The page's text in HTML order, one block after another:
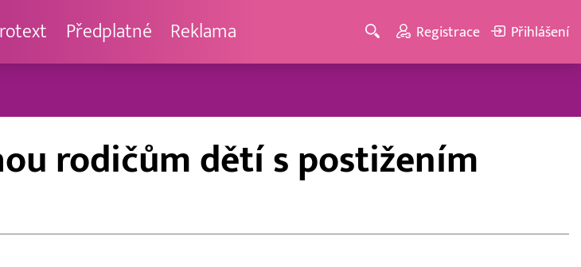
Předplatné Reklama Registrace Přihlášení
rodičům dětí s postižením